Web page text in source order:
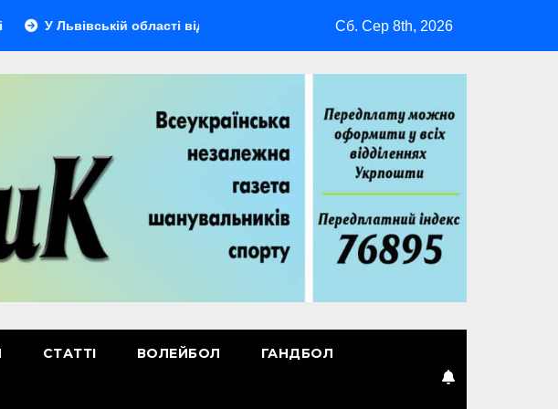
області відбудеться мультиспортивний табір ГАРТ 2026 – як долучитися
Сб. Сер 8th, 2026
СТАТТІ ВОЛЕЙБОЛ ГАНДБОЛ